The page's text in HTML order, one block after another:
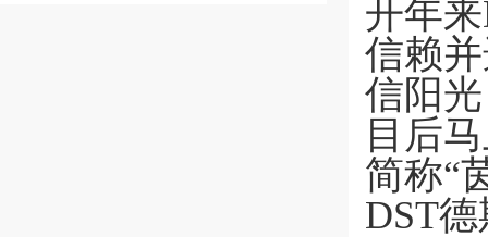
开年
信赖
信阳
目后
简称“
DST